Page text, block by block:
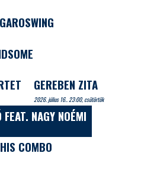
GEREBEN ZITA
2026. július 16.. 23:00, csütörtök
NAGY NOÉMI
COMBO